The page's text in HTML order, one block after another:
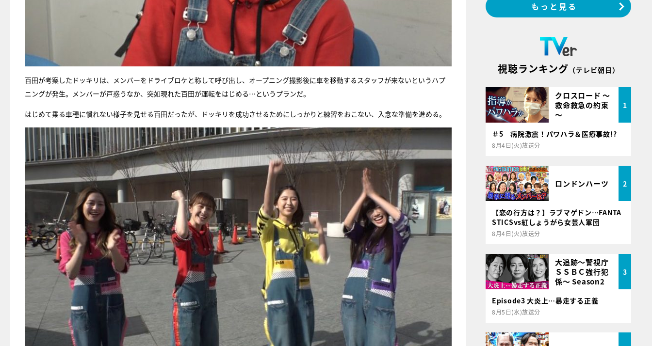
百田が考案したドッキリは、メンバーをドライブロケと称して呼び出し、オープニング撮影後に車を移動するスタッフが来ないというハプ
ニングが発生。メンバーが戸惑うなか、突如現れた百田が運転をはじめる…というプランだ。
はじめて乗る車種に慣れない様子を見せる百田だったが、ドッキリを成功させるためにしっかりと練習をおこない、入念な準備を進める。
もっと見る
視聴ランキング （テレビ朝日）
クロスロード ～
救命救急の約束
～
1
＃5 病院激震！パワハラ＆医療事故!?
8月4日(火)放送分
ロンドンハーツ 2
【恋の行方は？】ラブマゲドン…FANTA
STICSvs紅しょうがら女芸人軍団
8月4日(火)放送分
大追跡～警視庁
ＳＳＢＣ強行犯
係～ Season2
3
Episode3 大炎上…暴走する正義
8月5日(水)放送分